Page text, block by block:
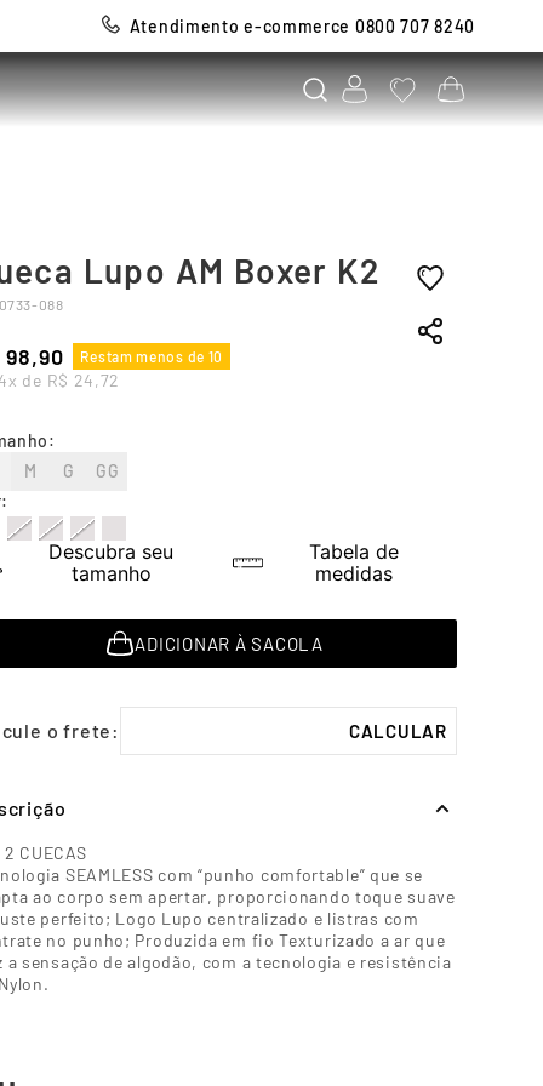
Atendimento e-commerce 0800 707 8240
Lupo AM Boxer K2
088
98,90 Restam menos de 10
4x de R$ 24,72
:
:
M G GG
Descubra seu
tamanho
Tabela de
medidas
ADICIONAR À SACOLA
CUECAS
SEAMLESS com “punho comfortable” que se
ao corpo sem apertar, proporcionando toque suave
perfeito; Logo Lupo centralizado e listras com
no punho; Produzida em fio Texturizado a ar que
a sensação de algodão, com a tecnologia e resistência